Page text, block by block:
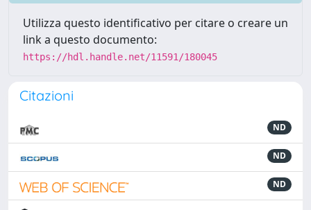
Utilizza questo identificativo per citare o creare un
link a questo documento:
https://hdl.handle.net/11591/180045
Citazioni
ND
ND
ND